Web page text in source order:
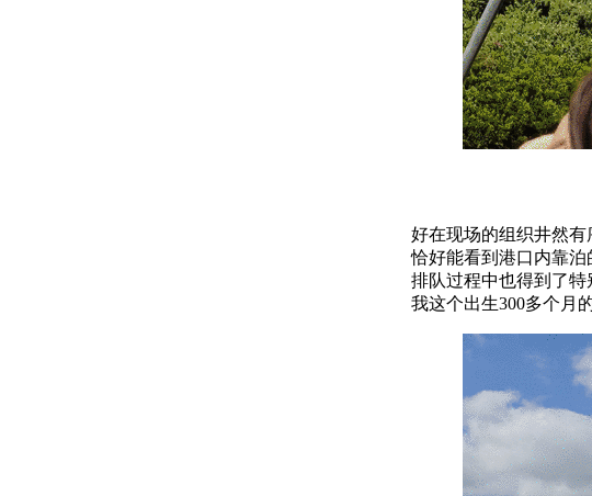
好在现场的组织井然
恰好能看到港口内靠
排队过程中也得到了
我这个出生300多个月